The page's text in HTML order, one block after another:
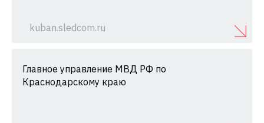
kuban.sledcom.ru
Главное управление МВД РФ по
Краснодарскому краю